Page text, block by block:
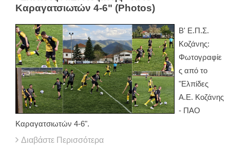
Καραγατσιωτών 4-6" (Photos)
Β' Ε.Π.Σ.
Κοζάνης:
Φωτογραφίε
ς από το
"Ελπίδες
Α.Ε. Κοζάνης
- ΠΑΟ
Καραγατσιωτών 4-6".
Διαβάστε Περισσότερα